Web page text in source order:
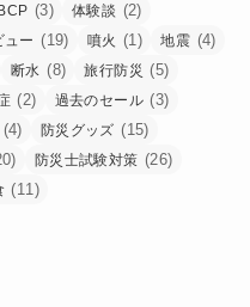
(3) 体験談 (2)
ュー (19) 噴火 (1) 地震 (4)
断水 (8) 旅行防災 (5)
(2) 過去のセール (3)
(4) 防災グッズ (15)
防災士試験対策 (26)
(11)